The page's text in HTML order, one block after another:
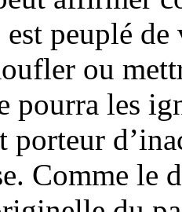
peuplé
ou
pourra les
porteur
Comme